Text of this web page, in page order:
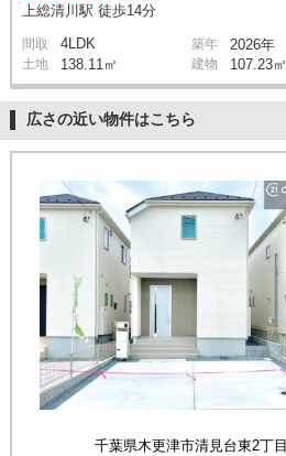
上総清川駅 徒歩14分
間取 4LDK 築年 2026年
土地 138.11㎡ 建物 107.23㎡
広さの近い物件はこちら
千葉県木更津市清見台東2丁目